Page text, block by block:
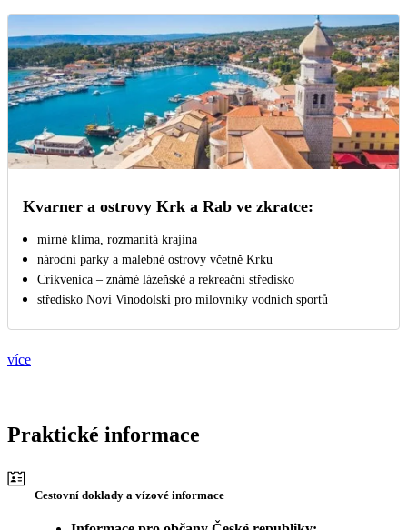
Kvarner a ostrovy Krk a Rab ve zkratce:
mírné klima, rozmanitá krajina
národní parky a malebné ostrovy včetně Krku
Crikvenica – známé lázeňské a rekreační středisko
středisko Novi Vinodolski pro milovníky vodních sportů
více
Praktické informace
Cestovní doklady a vízové informace